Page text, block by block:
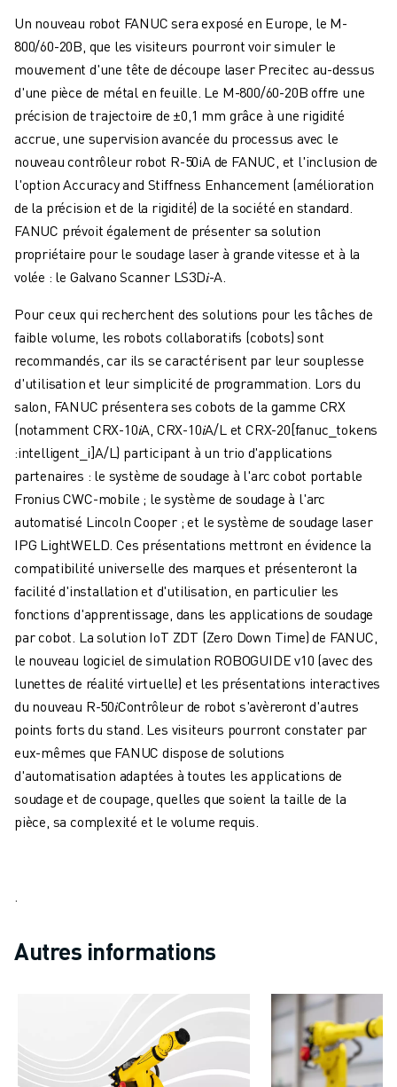
PALETTISATION
INSPECTION DE LA VISION
DÉCOUPAGE PAR FIL EDM
TÉMOIGNAGES
SERVICE CLIENTÈLE
FANUC PLANS
TERRAIN ET MAINTENANCE
SUPPORT TECHNIQUE À DISTANCE
REMISE À NEUF
OUTILS DE SERVICE NUMÉRIQUE
CENTRE DE TÉLÉCHARGEMENT " MYFANUC
FORMATION ET ÉDUCATION
FANUC ACADEMY
SOLUTIONS POUR LES INDUSTRIES
SOLUTIONS POUR L'ÉDUCATION
WORLDSKILLS ET JEUNES TALENTS
ÉVÉNEMENTS ÉDUCATIFS
ACTUALITÉS ET MÉDIAS
ACTUALITÉS ET MÉDIAS
EVÉNEMENTS
ÉVÉNEMENTS ÉDUCATIFS
A PROPOS DE FANUC
A PROPOS DE FANUC
FANUC EN EUROPE
NOS SITES
DÉVELOPPEMENT DURABLE
CARRIÈRE
FAÇONNEZ VOTRE AVENIR AVEC FANUC
REJOIGNEZ-NOUS
CONTACT
CONTACT
Un nouveau robot FANUC sera exposé en Europe, le M-
800/60-20B, que les visiteurs pourront voir simuler le
mouvement d'une tête de découpe laser Precitec au-dessus
d'une pièce de métal en feuille. Le M-800/60-20B offre une
précision de trajectoire de ±0,1 mm grâce à une rigidité
accrue, une supervision avancée du processus avec le
nouveau contrôleur robot R-50iA de FANUC, et l'inclusion de
l'option Accuracy and Stiffness Enhancement (amélioration
de la précision et de la rigidité) de la société en standard.
FANUC prévoit également de présenter sa solution
propriétaire pour le soudage laser à grande vitesse et à la
volée : le Galvano Scanner LS3D𝑖-A.
Pour ceux qui recherchent des solutions pour les tâches de
faible volume, les robots collaboratifs (cobots) sont
recommandés, car ils se caractérisent par leur souplesse
d'utilisation et leur simplicité de programmation. Lors du
salon, FANUC présentera ses cobots de la gamme CRX
(notamment CRX-10𝑖A, CRX-10𝑖A/L et CRX-20[fanuc_tokens
:intelligent_i]A/L) participant à un trio d'applications
partenaires : le système de soudage à l'arc cobot portable
Fronius CWC-mobile ; le système de soudage à l'arc
automatisé Lincoln Cooper ; et le système de soudage laser
IPG LightWELD. Ces présentations mettront en évidence la
compatibilité universelle des marques et présenteront la
facilité d'installation et d'utilisation, en particulier les
fonctions d'apprentissage, dans les applications de soudage
par cobot. La solution IoT ZDT (Zero Down Time) de FANUC,
le nouveau logiciel de simulation ROBOGUIDE v10 (avec des
lunettes de réalité virtuelle) et les présentations interactives
du nouveau R-50𝑖Contrôleur de robot s'avèreront d'autres
points forts du stand. Les visiteurs pourront constater par
eux-mêmes que FANUC dispose de solutions
d'automatisation adaptées à toutes les applications de
soudage et de coupage, quelles que soient la taille de la
pièce, sa complexité et le volume requis.
Autres informations